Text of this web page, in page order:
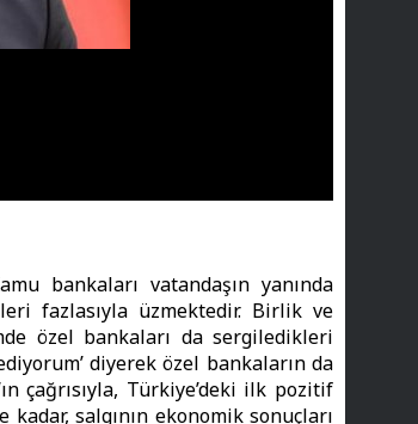
bankaları vatandaşın yanında
fazlasıyla üzmektedir. Birlik ve
özel bankaları da sergiledikleri
diyerek özel bankaların da
çağrısıyla, Türkiye’deki ilk pozitif
salgının ekonomik sonuçları